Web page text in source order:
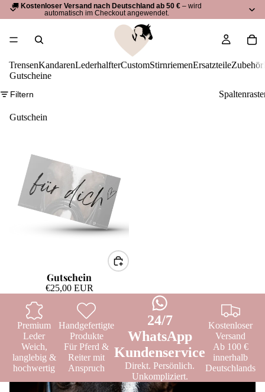
🚚 Kostenloser Versand nach Deutschland ab 50 €– wird
automatisch im Checkout angewendet.
TrensenKandarenLederhalfterCustomStirnriemenErsatzteileZubehör
Gutscheine
Filtern
Gutschein
Gutschein
€25,00 EUR
Premium
Leder
Weich,
langlebig &
hochwertig
Handgefertigte
Produkte
Für Pferd &
Reiter mit
Anspruch
24/7
WhatsApp
Kundenservice
Direkt. Persönlich.
Unkompliziert.
Kostenloser
Versand
Ab 100 €
innerhalb
Deutschlands